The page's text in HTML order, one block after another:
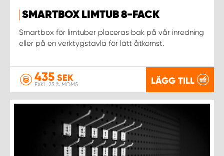
SMARTBOX LIMTUB 8-FACK
Smartbox för limtuber placeras bak på vår inredning
eller på en verktygstavla för lätt åtkomst.
435 SEK
EXKL. 25 % MOMS LÄGG TILL